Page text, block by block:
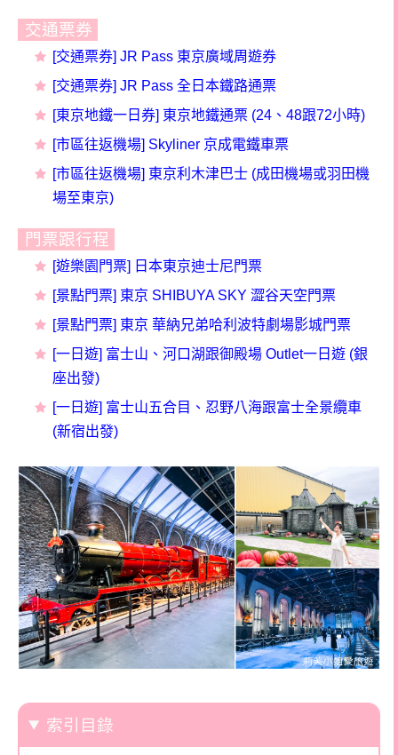
交通票券
[交通票券] JR Pass 東京廣域周遊券
[交通票券] JR Pass 全日本鐵路通票
[東京地鐵一日券] 東京地鐵通票 (24、48跟72小時)
[市區往返機場] Skyliner 京成電鐵車票
[市區往返機場] 東京利木津巴士 (成田機場或羽田機
場至東京)
門票跟行程
[遊樂園門票] 日本東京迪士尼門票
[景點門票] 東京 SHIBUYA SKY 澀谷天空門票
[景點門票] 東京 華納兄弟哈利波特劇場影城門票
[一日遊] 富士山、河口湖跟御殿場 Outlet一日遊 (銀
座出發)
[一日遊] 富士山五合目、忍野八海跟富士全景纜車
(新宿出發)
索引目錄